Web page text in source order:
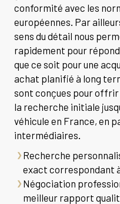
conformité avec les
européennes. Par
sens du détail nous
rapidement pour
que ce soit pour une
achat planifié à long
sont conçues pour
la recherche initiale
véhicule en France, en
intermédiaires.
Recherche
exact correspondant
Négociation
meilleur rapport